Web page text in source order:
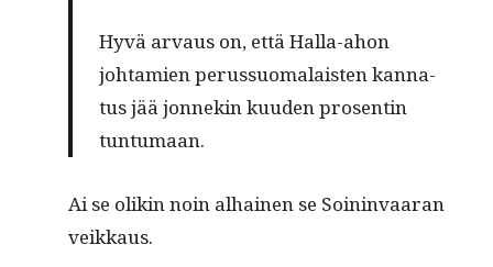
Hyvä arvaus on, että Hal­la-ahon
johtamien perus­suo­ma­lais­ten kan­na­
tus jää jon­nekin kuu­den pros­entin
tuntumaan.
Ai se olikin noin alhainen se Soin­in­vaaran
veikkaus.